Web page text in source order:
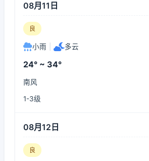
08月11日
良
小雨 多云
24° ~ 34°
南风
1-3级
08月12日
良